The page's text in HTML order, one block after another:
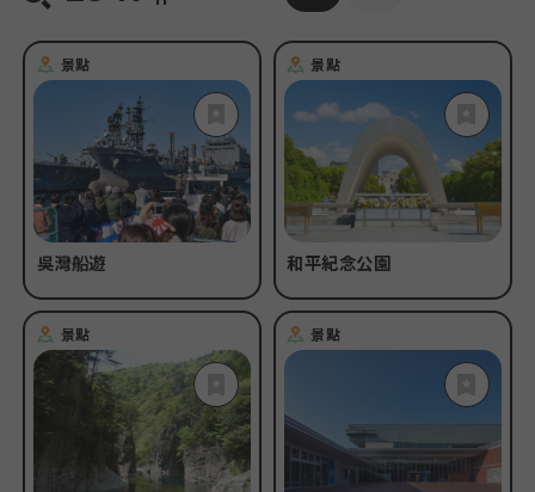
住宿設施
夏の台湾語 # 冬の台湾語
景點
吳灣船遊
景點
和平紀念公園
景點 景點